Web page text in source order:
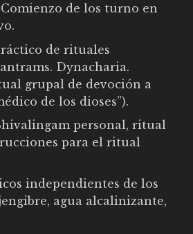
de los turno en
de rituales
Dynacharia.
grupal de devoción a
de los dioses”).
personal, ritual
para el ritual
independientes de los
jengibre, agua alcalinizante,